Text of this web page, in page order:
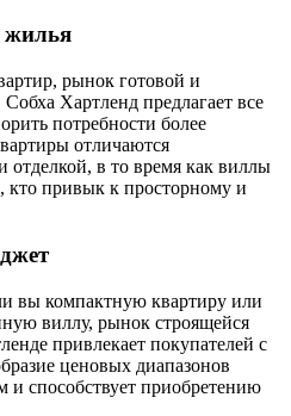
жилья
рынок готовой и
Хартленд предлагает все
потребности более
отличаются
в то время как виллы
кто привык к просторному и
вы компактную квартиру или
виллу, рынок строящейся
привлекает покупателей с
ценовых диапазонов
и способствует приобретению